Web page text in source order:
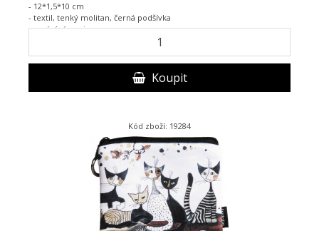
- 12*1,5*10 cm
- textil, tenký molitan, černá podšívka
-zapínání na zip
Koupit
Kód zboží: 19284